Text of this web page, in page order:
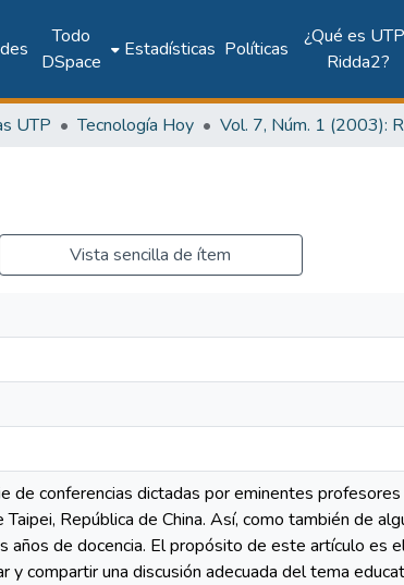
Todo
DSpace
Estadísticas Políticas
¿Qué es
Ridda2?
UTP Tecnología Hoy
Vista sencilla de ítem
de conferencias dictadas por eminentes
República de China. Así, como también de
años de docencia. El propósito de este artículo es
y compartir una discusión adecuada del tema